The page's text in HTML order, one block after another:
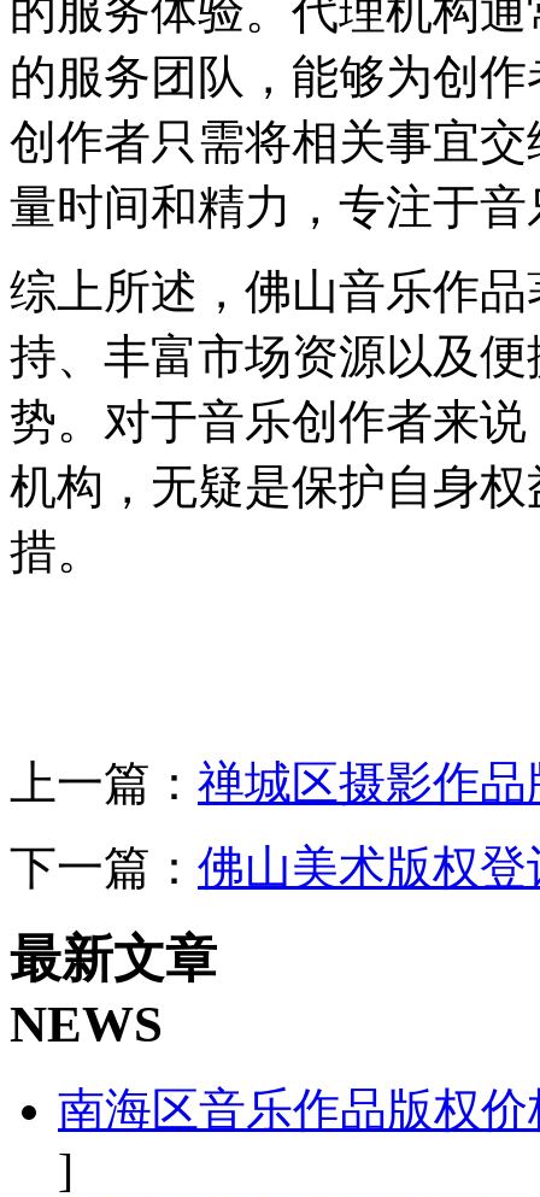
的服务体验。代理机构
的服务团队，能够为创
创作者只需将相关事宜
量时间和精力，专注于
综上所述，佛山音乐作
持、丰富市场资源以及
势。对于音乐创作者来
机构，无疑是保护自身
措。
上一篇： 禅城区摄影作
下一篇： 佛山美术版权
最新文章
NEWS
南海区音乐作品版权
]